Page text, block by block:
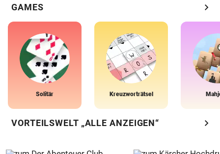
GAMES chevron_right
Solitär Kreuzworträtsel
VORTEILSWELT „ALLE ANZEIGEN“ chevron_right